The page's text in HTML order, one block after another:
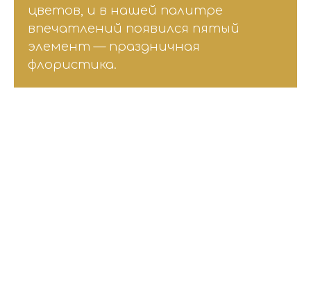
цветов, и в нашей палитре
впечатлений появился пятый
элемент — праздничная
флористика.